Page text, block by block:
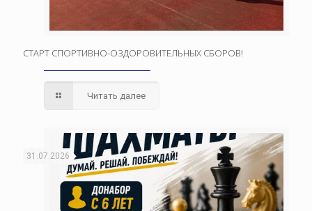
СТАРТ СПОРТИВНО-ОЗДОРОВИТЕЛЬНЫХ СБОРОВ!
Читать далее
31.07.2026